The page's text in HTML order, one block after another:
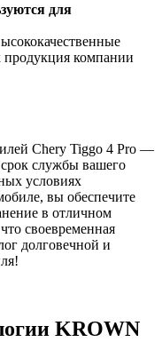
для
продукция компании
Chery Tiggo 4 Pro —
службы вашего
условиях
вы обеспечите
в отличном
своевременная
долговечной и
KROWN